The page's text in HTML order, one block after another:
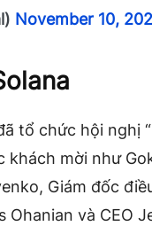
November 10,
tổ chức hội nghị
mời như
Giám đốc
Ohanian và CEO